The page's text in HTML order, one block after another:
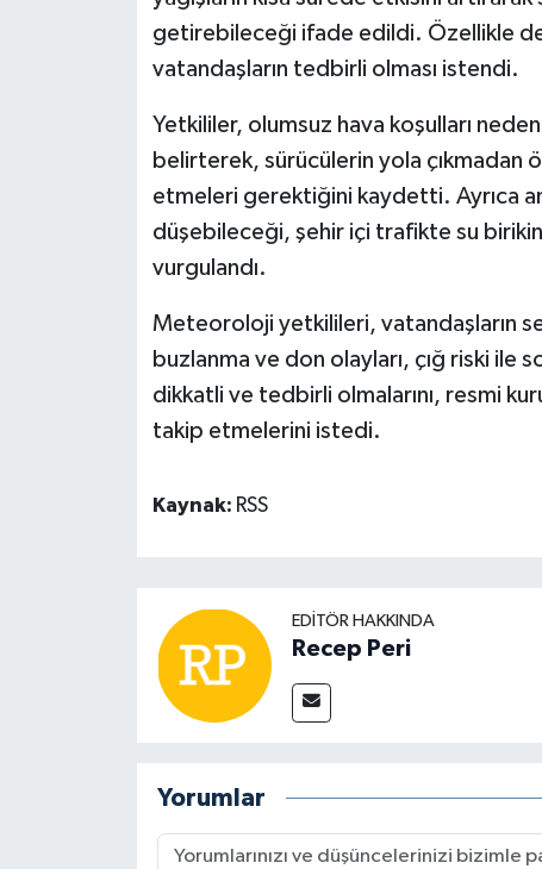
getirebileceği ifade edildi. Özellikle
vatandaşların tedbirli olması istendi.
Yetkililer, olumsuz hava koşulları
belirterek, sürücülerin yola çıkmadan
etmeleri gerektiğini kaydetti. Ayrıca
düşebileceği, şehir içi trafikte su
vurgulandı.
Meteoroloji yetkilileri, vatandaşların
buzlanma ve don olayları, çığ riski ile
dikkatli ve tedbirli olmalarını, resmi
takip etmelerini istedi.
Kaynak: RSS
EDITÖR HAKKINDA
Recep Peri
Yorumlar